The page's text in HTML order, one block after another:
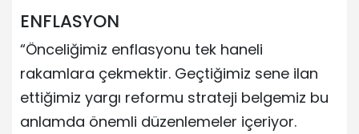
ENFLASYON
“Önceliğimiz enflasyonu tek haneli
rakamlara çekmektir. Geçtiğimiz sene ilan
ettiğimiz yargı reformu strateji belgemiz bu
anlamda önemli düzenlemeler içeriyor.